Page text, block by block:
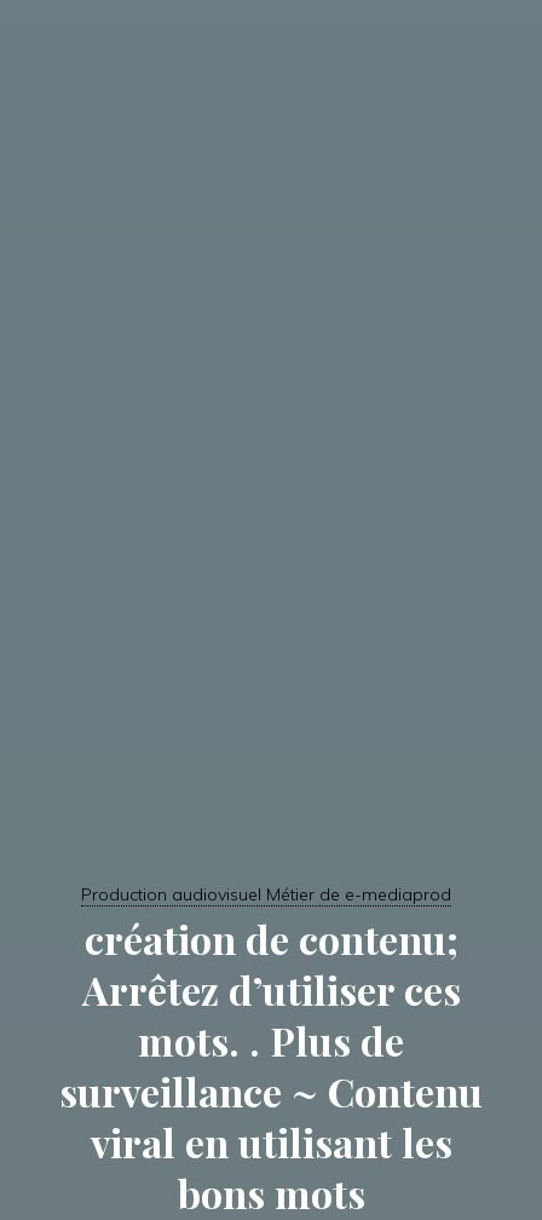
Production audiovisuel Métier de e-mediaprod
création de contenu;
Arrêtez d’utiliser ces
mots. . Plus de
surveillance ~ Contenu
viral en utilisant les
bons mots